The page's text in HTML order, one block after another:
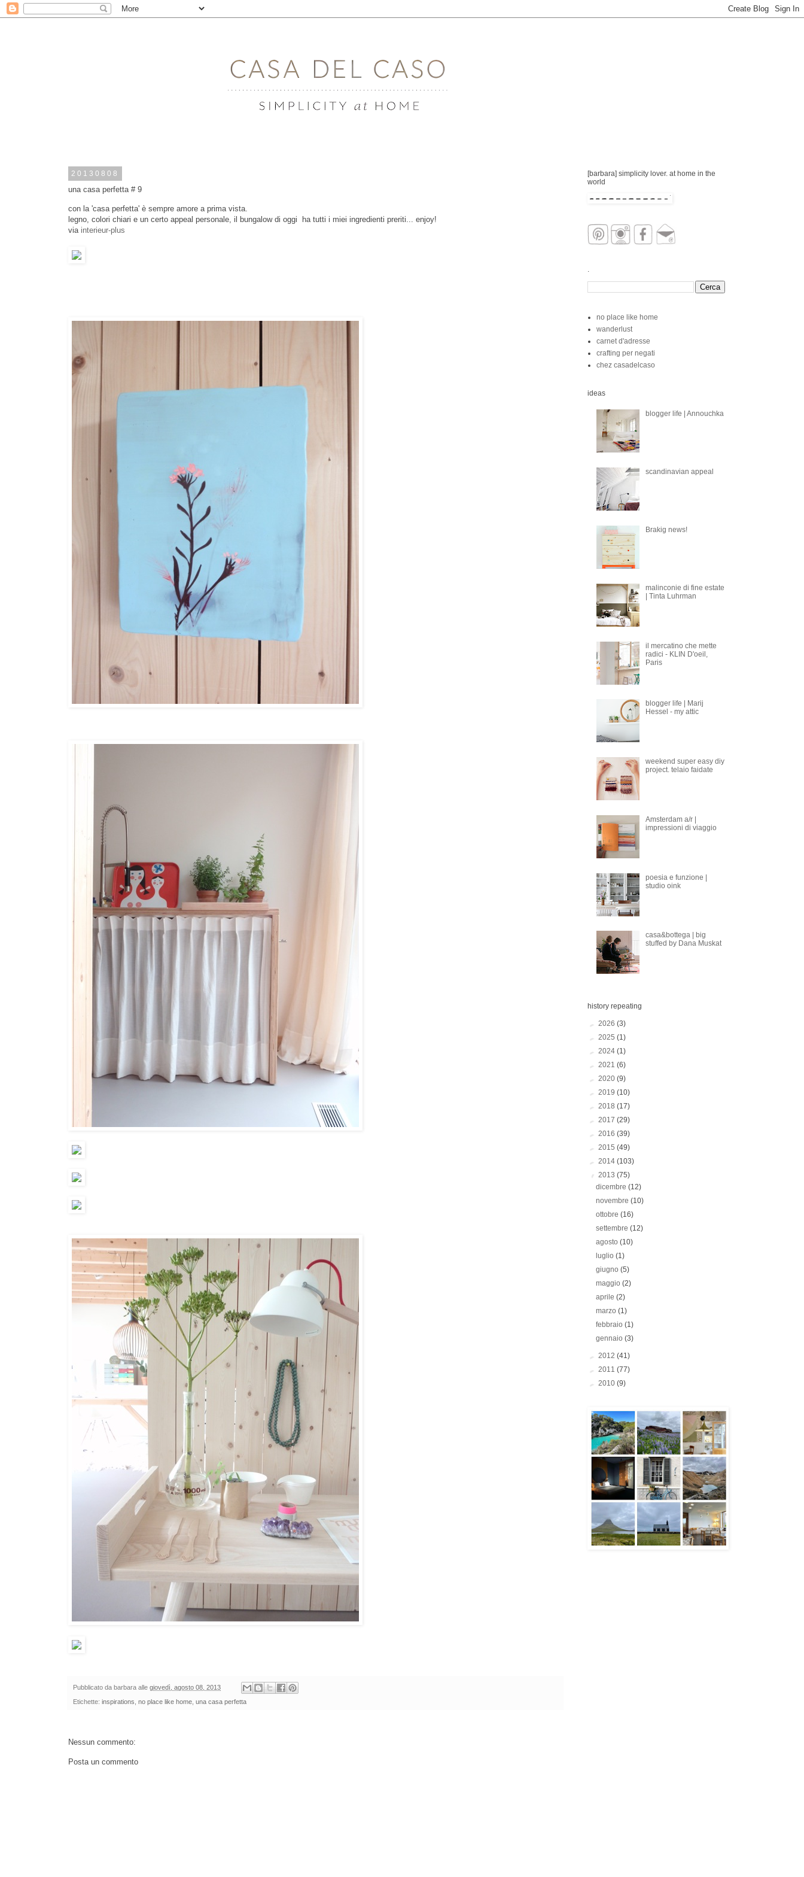
20130808
una casa perfetta # 9
con la 'casa perfetta' è sempre amore a prima vista.
legno, colori chiari e un certo appeal personale, il bungalow di oggi ha tutti i miei ingredienti preriti... enjoy!
via interieur-plus
Pubblicato da barbara alle giovedì, agosto 08, 2013
Etichette: inspirations no place like home una casa perfetta
Nessun commento:
Posta un commento
[barbara] simplicity lover. at home in the
world
.
no place like home
wanderlust
carnet d'adresse
crafting per negati
chez casadelcaso
ideas
blogger life | Annouchka
scandinavian appeal
Brakig news!
malinconie di fine estate
| Tinta Luhrman
il mercatino che mette
radici - KLIN D'oeil,
Paris
blogger life | Marij
Hessel - my attic
weekend super easy diy
project. telaio faidate
Amsterdam a/r |
impressioni di viaggio
poesia e funzione |
studio oink
casa&bottega | big
stuffed by Dana Muskat
history repeating
► 2026 (3)
► 2025 (1)
► 2024 (1)
► 2021 (6)
► 2020 (9)
► 2019 (10)
► 2018 (17)
► 2017 (29)
► 2016 (39)
► 2015 (49)
► 2014 (103)
▼ 2013 (75)
dicembre(12)
novembre(10)
ottobre(16)
settembre(12)
agosto(10)
luglio(1)
giugno(5)
maggio(2)
aprile(2)
marzo(1)
febbraio(1)
gennaio(3)
► 2012 (41)
► 2011 (77)
► 2010 (9)